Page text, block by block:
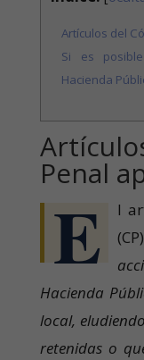
Artículos del
Si es
Hacienda
Penal
E
l
Hacienda
local,
retenidas o